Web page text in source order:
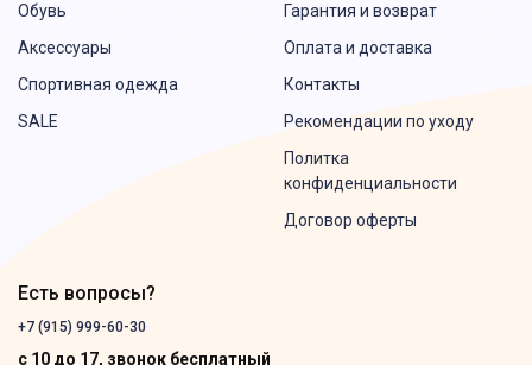
Обувь
Аксессуары
Спортивная одежда
SALE
Гарантия и возврат
Оплата и доставка
Контакты
Рекомендации по уходу
Политка
конфиденциальности
Договор оферты
Есть вопросы?
+7 (915) 999-60-30
с 10 до 17, звонок бесплатный